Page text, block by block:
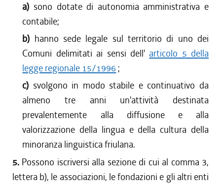
a) sono dotate di autonomia amministrativa e
contabile;
b) hanno sede legale sul territorio di uno dei
Comuni delimitati ai sensi dell' articolo 5 della
legge regionale 15/1996 ;
c) svolgono in modo stabile e continuativo da
almeno tre anni un'attività destinata
prevalentemente alla diffusione e alla
valorizzazione della lingua e della cultura della
minoranza linguistica friulana.
5. Possono iscriversi alla sezione di cui al comma 3,
lettera b), le associazioni, le fondazioni e gli altri enti